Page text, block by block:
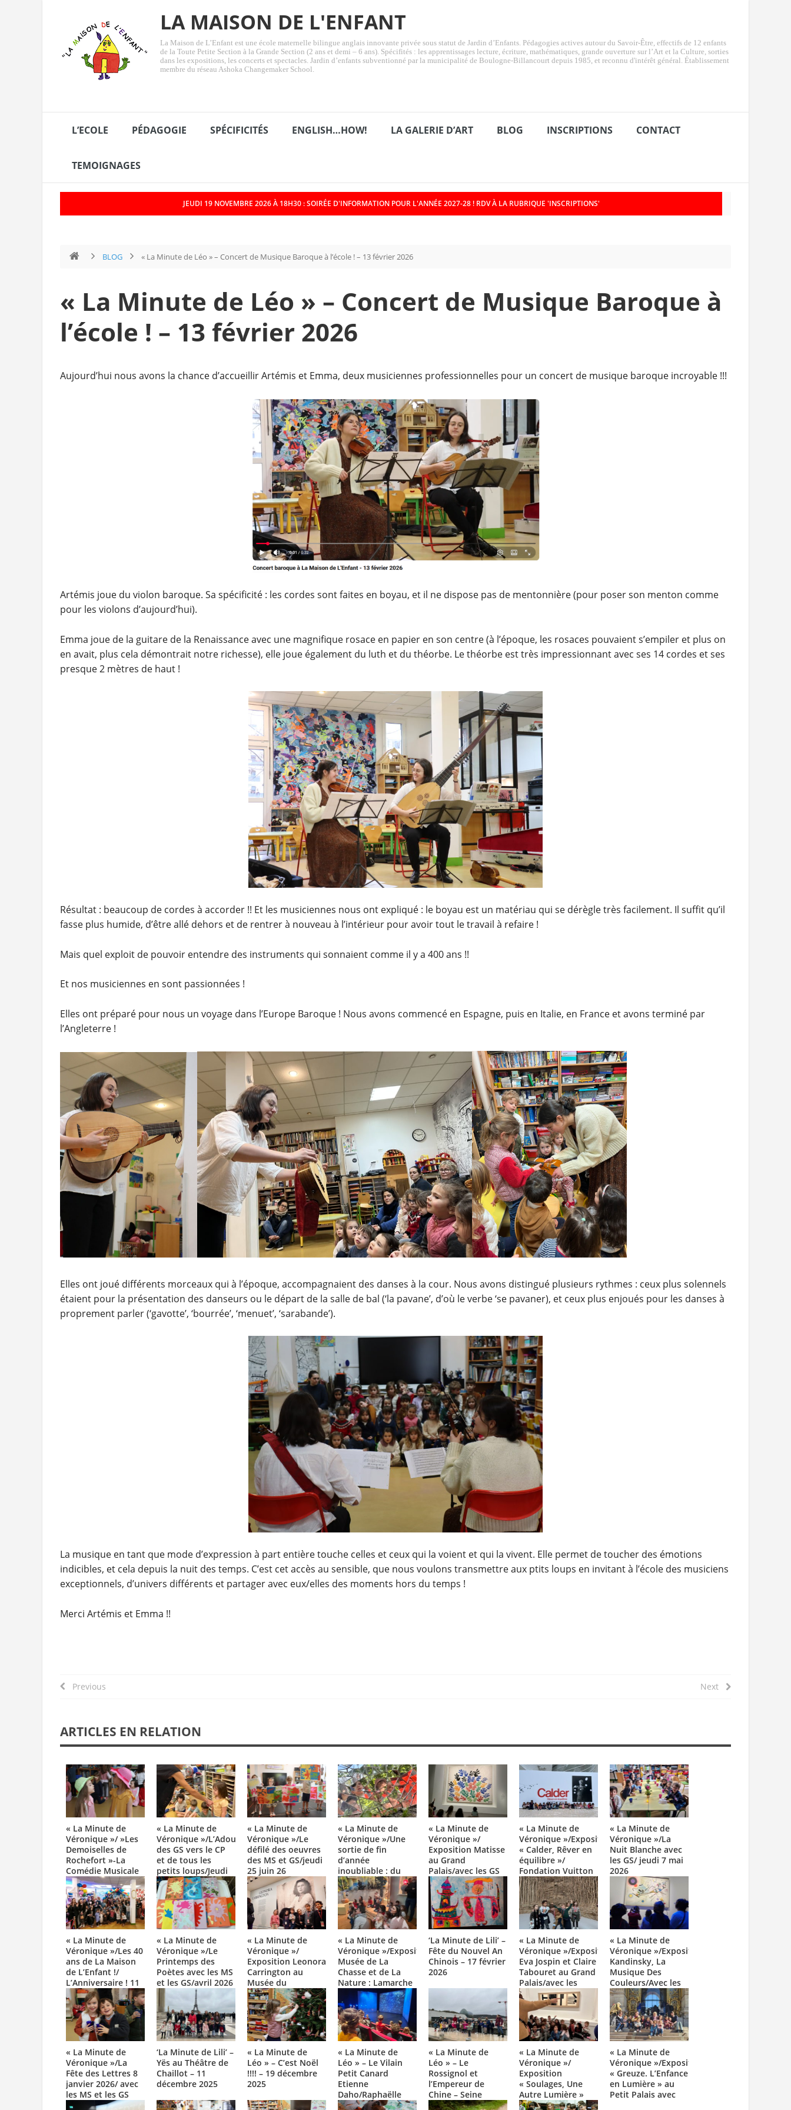
LA MAISON DE L'ENFANT
La Maison de L’Enfant est une école maternelle bilingue anglais innovante privée sous statut de Jardin d’Enfants. Pédagogies actives autour du Savoir-Être, effectifs de 12 enfants
de la Toute Petite Section à la Grande Section (2 ans et demi – 6 ans). Spécifités : les apprentissages lecture, écriture, mathématiques, grande ouverture sur l’Art et la Culture, sorties
dans les expositions, les concerts et spectacles. Jardin d’enfants subventionné par la municipalité de Boulogne-Billancourt depuis 1985, et reconnu d'intérêt général. Établissement
membre du réseau Ashoka Changemaker School.
L’ECOLE PÉDAGOGIE SPÉCIFICITÉS ENGLISH…HOW! LA GALERIE D’ART BLOG INSCRIPTIONS CONTACT
TEMOIGNAGES
JEUDI 19 NOVEMBRE 2026 À 18H30 : SOIRÉE D'INFORMATION POUR L'ANNÉE 2027-28 ! RDV À LA RUBRIQUE 'INSCRIPTIONS'
BLOG « La Minute de Léo » – Concert de Musique Baroque à l’école ! – 13 février 2026
« La Minute de Léo » – Concert de Musique Baroque à
l’école ! – 13 février 2026
Aujourd’hui nous avons la chance d’accueillir Artémis et Emma, deux musiciennes professionnelles pour un concert de musique baroque incroyable !!!
Artémis joue du violon baroque. Sa spécificité : les cordes sont faites en boyau, et il ne dispose pas de mentonnière (pour poser son menton comme
pour les violons d’aujourd’hui).
Emma joue de la guitare de la Renaissance avec une magnifique rosace en papier en son centre (à l’époque, les rosaces pouvaient s’empiler et plus on
en avait, plus cela démontrait notre richesse), elle joue également du luth et du théorbe. Le théorbe est très impressionnant avec ses 14 cordes et ses
presque 2 mètres de haut !
Résultat : beaucoup de cordes à accorder !! Et les musiciennes nous ont expliqué : le boyau est un matériau qui se dérègle très facilement. Il suffit qu’il
fasse plus humide, d’être allé dehors et de rentrer à nouveau à l’intérieur pour avoir tout le travail à refaire !
Mais quel exploit de pouvoir entendre des instruments qui sonnaient comme il y a 400 ans !!
Et nos musiciennes en sont passionnées !
Elles ont préparé pour nous un voyage dans l’Europe Baroque ! Nous avons commencé en Espagne, puis en Italie, en France et avons terminé par
l’Angleterre !
Elles ont joué différents morceaux qui à l’époque, accompagnaient des danses à la cour. Nous avons distingué plusieurs rythmes : ceux plus solennels
étaient pour la présentation des danseurs ou le départ de la salle de bal (‘la pavane’, d’où le verbe ‘se pavaner), et ceux plus enjoués pour les danses à
proprement parler (‘gavotte’, ‘bourrée’, ‘menuet’, ‘sarabande’).
La musique en tant que mode d’expression à part entière touche celles et ceux qui la voient et qui la vivent. Elle permet de toucher des émotions
indicibles, et cela depuis la nuit des temps. C’est cet accès au sensible, que nous voulons transmettre aux ptits loups en invitant à l’école des musiciens
exceptionnels, d’univers différents et partager avec eux/elles des moments hors du temps !
Merci Artémis et Emma !!
Previous Next
ARTICLES EN RELATION
« La Minute de
Véronique »/ »Les
Demoiselles de
Rochefort »-La
Comédie Musicale
des enfants/26 juin
2026
« La Minute de
Véronique »/L’Adoubement
des GS vers le CP
et de tous les
petits loups/Jeudi
25 juin 2026
« La Minute de
Véronique »/Le
défilé des oeuvres
des MS et GS/jeudi
25 juin 26
« La Minute de
Véronique »/Une
sortie de fin
d’année
inoubliable : du
Cyclop de Jean
Tinguely à
l’aventure dans les
arbres/jeudi 28 mai
2026
« La Minute de
Véronique »/
Exposition Matisse
au Grand
Palais/avec les GS
et les MS/mardi 19
mai 2026
« La Minute de
Véronique »/Exposition
« Calder, Rêver en
équilibre »/
Fondation Vuitton
avec les MS et les
GS/ 11 mai 2026
« La Minute de
Véronique »/La
Nuit Blanche avec
les GS/ jeudi 7 mai
2026
« La Minute de
Véronique »/Les 40
ans de La Maison
de L’Enfant !/
L’Anniversaire ! 11
avril 2026
« La Minute de
Véronique »/Le
Printemps des
Poètes avec les MS
et les GS/avril 2026
« La Minute de
Véronique »/
Exposition Leonora
Carrington au
Musée du
Luxembourg/avec
les GS/17 mars
2026
« La Minute de
Véronique »/Exposition
Musée de La
Chasse et de La
Nature : Lamarche
et Ovize/avec les
MS et les GS/ 19
février 2026
‘La Minute de Lili’ –
Fête du Nouvel An
Chinois – 17 février
2026
« La Minute de
Véronique »/Exposition
Eva Jospin et Claire
Tabouret au Grand
Palais/avec les
GS/12 février 2026
« La Minute de
Véronique »/Exposition
Kandinsky, La
Musique Des
Couleurs/Avec les
MS et
GS/Philharmonie
de Paris/30 janvier
2026
« La Minute de
Véronique »/La
Fête des Lettres 8
janvier 2026/ avec
les MS et les GS
‘La Minute de Lili’ –
Yës au Théâtre de
Chaillot – 11
décembre 2025
« La Minute de
Léo » – C’est Noël
!!!! – 19 décembre
2025
« La Minute de
Léo » – Le Vilain
Petit Canard
Etienne
Daho/Raphaëlle
Delaunay – Théâtre
« La Minute de
Léo » – Le
Rossignol et
l’Empereur de
Chine – Seine
Musicale 28
« La Minute de
Véronique »/
Exposition
« Soulages, Une
Autre Lumière »
avec les GS et les
« La Minute de
Véronique »/Exposition
« Greuze. L’Enfance
en Lumière » au
Petit Palais avec